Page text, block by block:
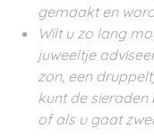
gemaakt en
Wilt u zo lang
juweeltje
zon, een
kunt de
of als u gaat